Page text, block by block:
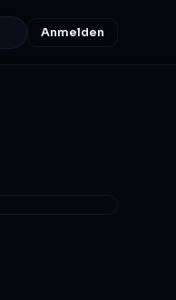
Anmelden